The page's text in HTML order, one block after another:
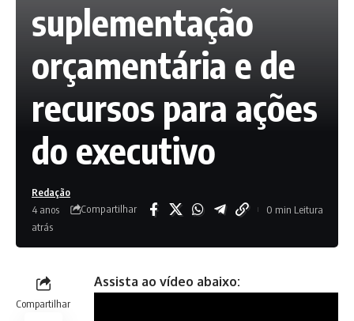
suplementação
orçamentária e de
recursos para ações
do executivo
Redação
4 anos
atrás
Compartilhar 0 min Leitura
Compartilhar
Assista ao vídeo abaixo: